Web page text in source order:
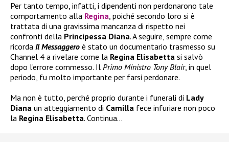
Per tanto tempo, infatti, i dipendenti non perdonarono tale
comportamento alla Regina, poiché secondo loro si è
trattata di una gravissima mancanza di rispetto nei
confronti della Principessa Diana. A seguire, sempre come
ricorda Il Messaggero è stato un documentario trasmesso su
Channel 4 a rivelare come la Regina Elisabetta si salvò
dopo l’errore commesso. Il Primo Ministro Tony Blair, in quel
periodo, fu molto importante per farsi perdonare.
Ma non è tutto, perché proprio durante i funerali di Lady
Diana un atteggiamento di Camilla fece infuriare non poco
la Regina Elisabetta. Continua…